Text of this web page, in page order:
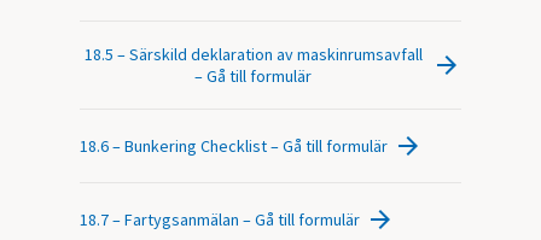
18.5 – Särskild deklaration av maskinrumsavfall
– Gå till formulär
18.6 – Bunkering Checklist – Gå till formulär
18.7 – Fartygsanmälan – Gå till formulär